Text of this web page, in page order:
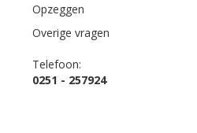
Opzeggen
Overige vragen
Telefoon:
0251 - 257924